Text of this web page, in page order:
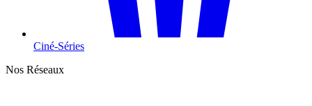
Ciné-Séries
Nos Réseaux